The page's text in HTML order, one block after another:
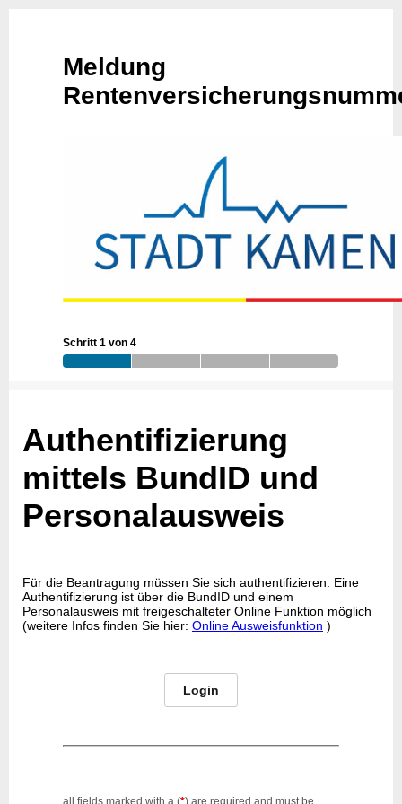
Meldung
Schritt 1 von 4
Authentifizierung
mittels BundID und
Personalausweis
Für die Beantragung müssen Sie sich authentifizieren. Eine
Authentifizierung ist über die BundID und einem
Personalausweis mit freigeschalteter Online Funktion möglich
(weitere Infos finden Sie hier: Online Ausweisfunktion )
Login
all fields marked with a (*) are required and must be